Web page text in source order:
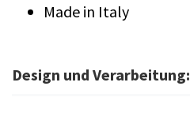
Made in Italy
Design und Verarbeitung: